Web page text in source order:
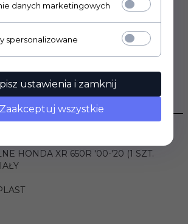
HONDA
HONDA XR 650R '00-'20 (1 SZT.
danych marketingowych
spersonalizowane
ustawienia i zamknij
Zaakceptuj wszystkie